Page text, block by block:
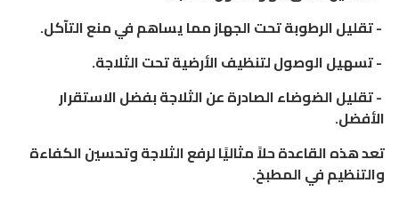
- تقليل الرطوبة تحت الجهاز مما يساهم في منع التآكل.
- تسهيل الوصول لتنظيف الأرضية تحت الثلاجة.
- تقليل الضوضاء الصادرة عن الثلاجة بفضل الاستقرار
الأفضل.
تعد هذه القاعدة حلاً مثاليًا لرفع الثلاجة وتحسين الكفاءة
والتنظيم في المطبخ.